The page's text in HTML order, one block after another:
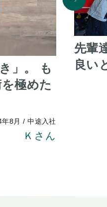
」。 も
極めた
8月 / 中途入社
Ｋさん
先輩
良い